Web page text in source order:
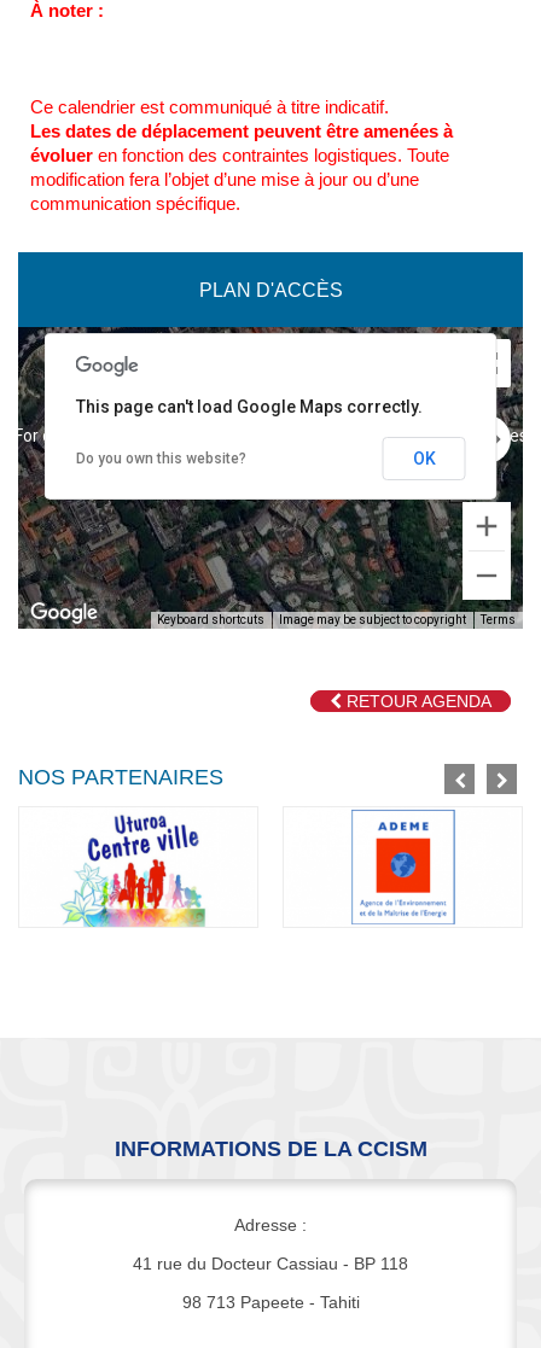
À noter :
Ce calendrier est communiqué à titre indicatif.
Les dates de déplacement peuvent être amenées à
évoluer en fonction des contraintes logistiques. Toute
modification fera l’objet d’une mise à jour ou d’une
communication spécifique.
PLAN D'ACCÈS
For development purposes
For development purposes only
Keyboard shortcuts Image may be subject to copyright Terms
This page can't load Google Maps correctly.
Do you own this website? OK
RETOUR AGENDA
NOS PARTENAIRES
INFORMATIONS DE LA CCISM
Adresse :
41 rue du Docteur Cassiau - BP 118
98 713 Papeete - Tahiti